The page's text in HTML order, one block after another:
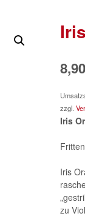
8,90
zzgl.
Iris
Iris
zu